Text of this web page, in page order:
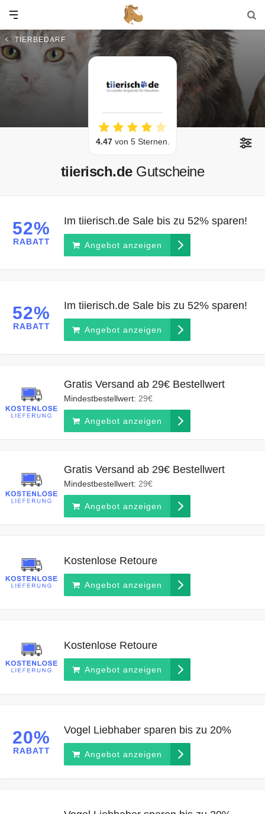
TIERBEDARF
4.47von 5 Sternen.
tiierisch.de Gutscheine
52%
RABATT
Im tiierisch.de Sale bis zu 52% sparen!
Angebot anzeigen
52%
RABATT
Im tiierisch.de Sale bis zu 52% sparen!
Angebot anzeigen
Gratis Versand ab 29€ Bestellwert
Mindestbestellwert: 29€
Angebot anzeigen
Gratis Versand ab 29€ Bestellwert
Mindestbestellwert: 29€
Angebot anzeigen
Kostenlose Retoure
Angebot anzeigen
Kostenlose Retoure
Angebot anzeigen
20%
RABATT
Vogel Liebhaber sparen bis zu 20%
Angebot anzeigen